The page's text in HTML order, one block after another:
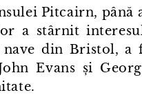
Pitcairn, până
a stârnit
din Bristol,
Evans și